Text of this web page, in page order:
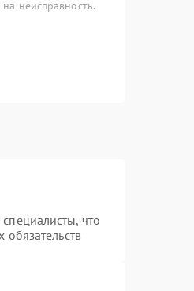
неисправность.
что